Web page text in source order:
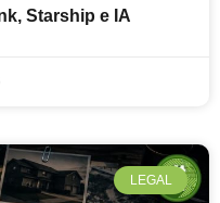
Starship e IA
LEGAL